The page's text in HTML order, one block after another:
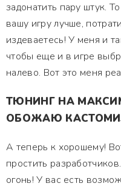
задонатить пару штук.
вашу игру лучше,
издеваетесь! У меня и
чтобы еще и в игре
налево. Вот это меня
ТЮНИНГ НА
ОБОЖАЮ
А теперь к хорошему!
простить
огонь! У вас есть